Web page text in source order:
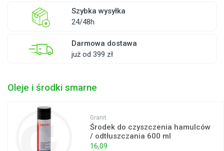
Szybka wysyłka
24/48h
Darmowa dostawa
już od 399 zł
Oleje i środki smarne
Granit
Środek do czyszczenia hamulców
/ odtłuszczania 600 ml
16,09